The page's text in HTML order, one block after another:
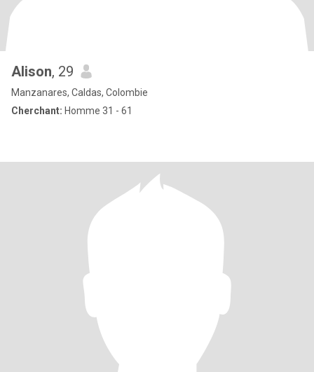
Alison, 29
Manzanares, Caldas, Colombie
Cherchant: Homme 31 - 61